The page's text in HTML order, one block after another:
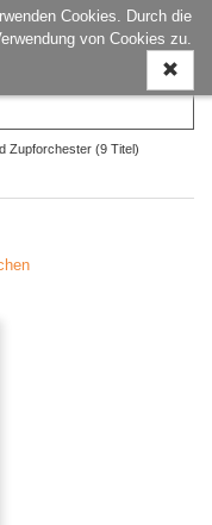
Cookies. Durch die
von Cookies zu.
ein-/
Zupforchester (9 Titel)